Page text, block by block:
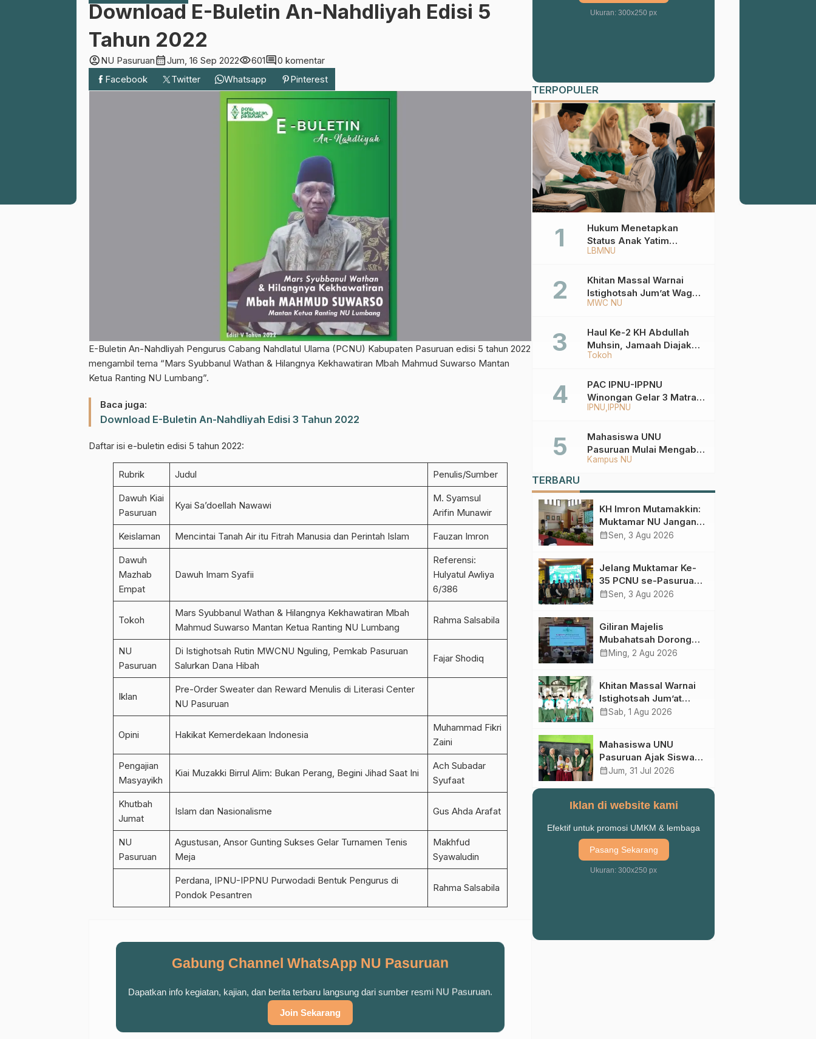
Download E-Buletin An-Nahdliyah Edisi 5
Tahun 2022
account_circleNU Pasuruancalendar_monthJum, 16 Sep 2022visibility601comment0 komentar
Facebook
Twitter Whatsapp Pinterest
E-Buletin An-Nahdliyah Pengurus Cabang Nahdlatul Ulama (PCNU) Kabupaten Pasuruan edisi 5 tahun 2022
mengambil tema “Mars Syubbanul Wathan & Hilangnya Kekhawatiran Mbah Mahmud Suwarso Mantan
Ketua Ranting NU Lumbang”.
Baca juga:
Download E-Buletin An-Nahdliyah Edisi 3 Tahun 2022
Daftar isi e-buletin edisi 5 tahun 2022:
Rubrik Judul Penulis/Sumber
Dawuh Kiai
Pasuruan
Kyai Sa’doellah Nawawi
M. Syamsul
Arifin Munawir
Keislaman Mencintai Tanah Air itu Fitrah Manusia dan Perintah Islam Fauzan Imron
Dawuh
Mazhab
Empat
Dawuh Imam Syafii
Referensi:
Hulyatul Awliya
6/386
Tokoh
Mars Syubbanul Wathan & Hilangnya Kekhawatiran Mbah
Mahmud Suwarso Mantan Ketua Ranting NU Lumbang
Rahma Salsabila
NU
Pasuruan
Di Istighotsah Rutin MWCNU Nguling, Pemkab Pasuruan
Salurkan Dana Hibah
Fajar Shodiq
Iklan
Pre-Order Sweater dan Reward Menulis di Literasi Center
NU Pasuruan
Opini Hakikat Kemerdekaan Indonesia
Muhammad Fikri
Zaini
Pengajian
Masyayikh
Kiai Muzakki Birrul Alim: Bukan Perang, Begini Jihad Saat Ini
Ach Subadar
Syufaat
Khutbah
Jumat
Islam dan Nasionalisme Gus Ahda Arafat
NU
Pasuruan
Agustusan, Ansor Gunting Sukses Gelar Turnamen Tenis
Meja
Makhfud
Syawaludin
Perdana, IPNU-IPPNU Purwodadi Bentuk Pengurus di
Pondok Pesantren
Rahma Salsabila
Gabung Channel WhatsApp NU Pasuruan
Dapatkan info kegiatan, kajian, dan berita terbaru langsung dari sumber resmi NU Pasuruan.
Join Sekarang
Ukuran: 300x250 px
TERPOPULER
LBMNU
Hukum Menetapkan
Status Anak Yatim
Berdasarkan KK,
Ketentuannya?
MWC NU
Khitan Massal Warnai
Istighotsah Jum’at Wage
MWCNU Sukorejo
Tokoh
Haul Ke-2 KH Abdullah
Muhsin, Jamaah Diajak
Meneladani
IPNU IPPNU
PAC IPNU-IPPNU
Winongan Gelar 3 Matra
di MA Ma’arif An-Nur
Kampus NU
Mahasiswa UNU
Pasuruan Mulai Mengabdi
di Wonokerto dan Oro-
TERBARU
KH Imron Mutamakkin:
Muktamar NU Jangan
Terjebak pada
calendar_monthSen, 3 Agu 2026
Jelang Muktamar Ke-
35 PCNU se-Pasuruan
Raya Rumuskan
Abad Kedua
calendar_monthSen, 3 Agu 2026
Giliran Majelis
Mubahatsah Dorong
Gagasan Pelembagaan
calendar_month Ming, 2 Agu 2026
Khitan Massal Warnai
Istighotsah Jum’at
Wage MWCNU
calendar_monthSab, 1 Agu 2026
Mahasiswa UNU
Pasuruan Ajak Siswa
SD Al Maksum
calendar_monthJum, 31 Jul 2026
Iklan di website kami
Efektif untuk promosi UMKM & lembaga
Pasang Sekarang
Ukuran: 300x250 px